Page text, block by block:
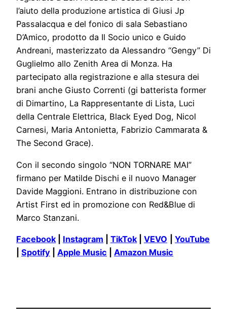
l’aiuto della produzione artistica di Giusi Jp
Passalacqua e del fonico di sala Sebastiano
D’Amico, prodotto da Il Socio unico e Guido
Andreani, masterizzato da Alessandro “Gengy” Di
Guglielmo allo Zenith Area di Monza. Ha
partecipato alla registrazione e alla stesura dei
brani anche Giusto Correnti (gi batterista former
di Dimartino, La Rappresentante di Lista, Luci
della Centrale Elettrica, Black Eyed Dog, Nicol
Carnesi, Maria Antonietta, Fabrizio Cammarata &
The Second Grace).
Con il secondo singolo “NON TORNARE MAI”
firmano per Matilde Dischi e il nuovo Manager
Davide Maggioni. Entrano in distribuzione con
Artist First ed in promozione con Red&Blue di
Marco Stanzani.
Facebook Instagram TikTok VEVO
YouTube
Spotify Apple Music Amazon Music